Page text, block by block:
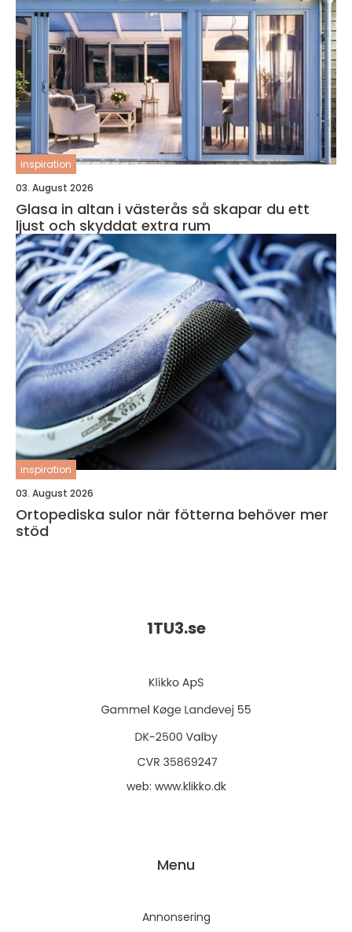
inspiration
03. August 2026
Glasa in altan i västerås så skapar du ett
ljust och skyddat extra rum
inspiration
03. August 2026
Ortopediska sulor när fötterna behöver mer
stöd
1TU3.se
web: www.klikko.dk
Menu
Annonsering